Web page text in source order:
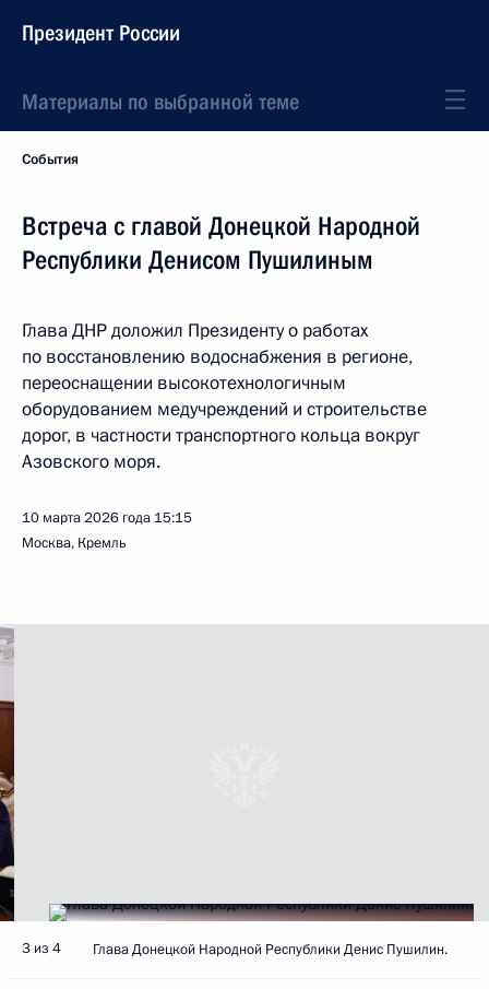
Президент России
Материалы по выбранной теме
События
Встреча с главой Донецкой Народной
Республики Денисом Пушилиным
Глава ДНР доложил Президенту о работах
по восстановлению водоснабжения в регионе,
переоснащении высокотехнологичным
оборудованием медучреждений и строительстве
дорог, в частности транспортного кольца вокруг
Азовского моря.
10 марта 2026 года 15:15
Москва, Кремль
3 из 4 Глава Донецкой Народной Республики Денис Пушилин.